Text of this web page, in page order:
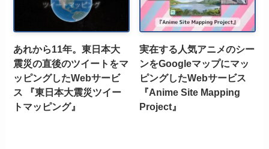
あれから11年。東日本大
震災の直後のツイートをマ
ッピングしたWebサービ
ス 『東日本大震災ツイー
トマッピング』
実在する人気アニメのシー
ンをGoogleマップにマッ
ピングしたWebサービス
『Anime Site Mapping
Project』